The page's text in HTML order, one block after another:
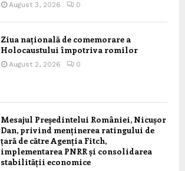
August 3, 2026 0
Ziua națională de comemorare a
Holocaustului împotriva romilor
August 2, 2026 0
Mesajul Președintelui României, Nicușor
Dan, privind menținerea ratingului de
țară de către Agenția Fitch,
implementarea PNRR și consolidarea
stabilității economice